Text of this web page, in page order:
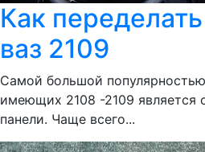
Как
ваз 2109
Самой большой
имеющих 2108 -2109 является
панели. Чаще всего...